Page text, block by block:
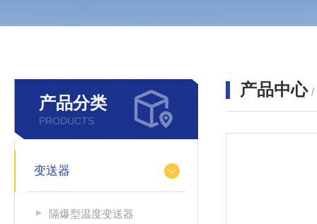
产品分类
PRODUCTS
变送器
隔爆型温度变送器
产品中心 /